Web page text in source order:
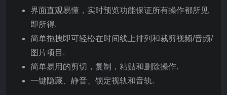
界面直观易懂，实时预览功能保证所有操作都所见
即所得.
简单拖拽即可轻松在时间线上排列和裁剪视频/音频/
图片项目.
简单易用的剪切，复制，粘贴和删除操作.
一键隐藏、静音、锁定视轨和音轨.